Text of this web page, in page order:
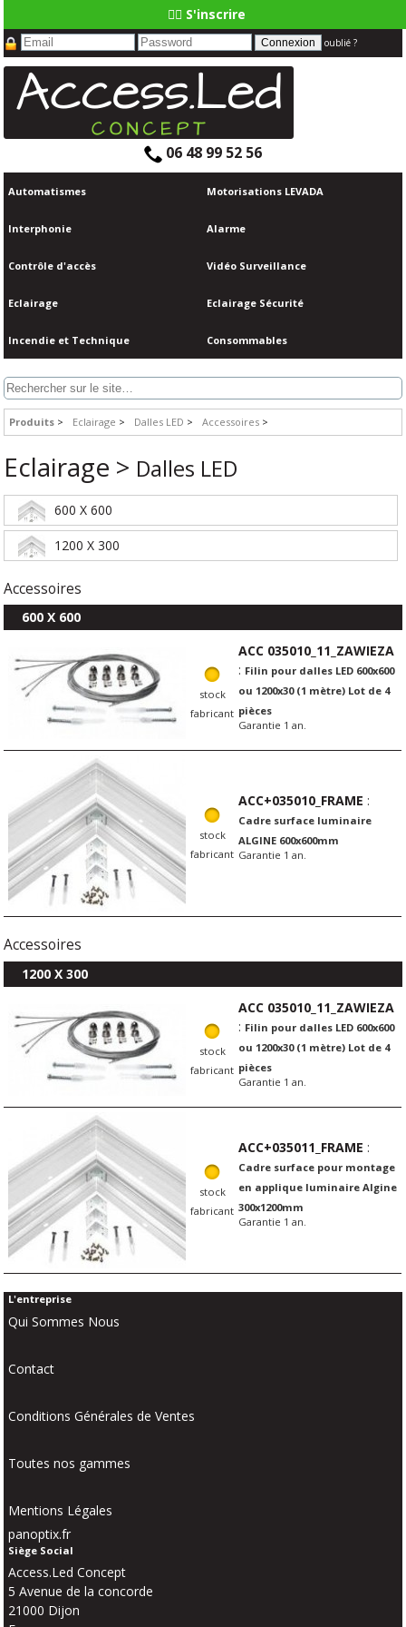
👆🏼 S'inscrire
oublié ?
06 48 99 52 56
Automatismes Motorisations LEVADA
Interphonie Alarme
Contrôle d'accès Vidéo Surveillance
Eclairage Eclairage Sécurité
Incendie et Technique Consommables
Produits Eclairage Dalles LED Accessoires
Eclairage > Dalles LED
600 X 600
1200 X 300
Accessoires
600 X 600
stock
fabricant
ACC 035010_11_ZAWIEZA
: Filin pour dalles LED 600x600
ou 1200x30 (1 mètre) Lot de 4
pièces
Garantie 1 an.
stock
fabricant
ACC+035010_FRAME :
Cadre surface luminaire
ALGINE 600x600mm
Garantie 1 an.
Accessoires
1200 X 300
stock
fabricant
ACC 035010_11_ZAWIEZA
: Filin pour dalles LED 600x600
ou 1200x30 (1 mètre) Lot de 4
pièces
Garantie 1 an.
stock
fabricant
ACC+035011_FRAME :
Cadre surface pour montage
en applique luminaire Algine
300x1200mm
Garantie 1 an.
L'entreprise
Qui Sommes Nous
Contact
Conditions Générales de Ventes
Toutes nos gammes
Mentions Légales
panoptix.fr
Siège Social
Access.Led Concept
5 Avenue de la concorde
21000 Dijon